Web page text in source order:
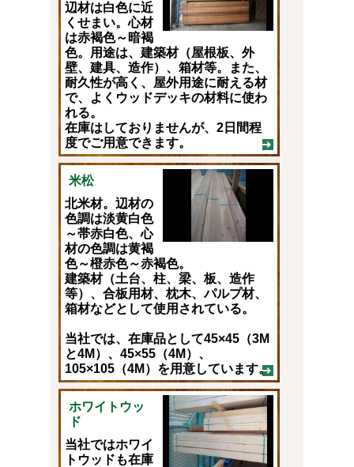
辺材は白色に近
くせまい。心材
は赤褐色～暗褐
色。用途は、建築材（屋根板、外
壁、建具、造作）、箱材等。また、
耐久性が高く、屋外用途に耐える材
で、よくウッドデッキの材料に使わ
れる。
在庫はしておりませんが、2日間程
度でご用意できます。
米松
北米材。辺材の
色調は淡黄白色
～帯赤白色、心
材の色調は黄褐
色～橙赤色～赤褐色。
建築材（土台、柱、梁、板、造作
等）、合板用材、枕木、パルプ材、
箱材などとして使用されている。
当社では、在庫品として45×45（3M
と4M）、45×55（4M）、
105×105（4M）を用意しています。
ホワイトウッ
ド
当社ではホワイ
トウッドも在庫